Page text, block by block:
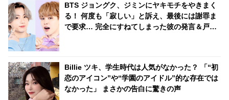
BTS ジョングク、ジミンにヤキモチをやきまく
る！ 何度も「寂しい」と訴え、最後には謝罪ま
で要求… 完全にすねてしまった彼の発言＆戸惑
Billie ツキ、学生時代は人気がなかった？ 「“初
恋のアイコン”や“学園のアイドル”的な存在では
なかった」 まさかの告白に驚きの声